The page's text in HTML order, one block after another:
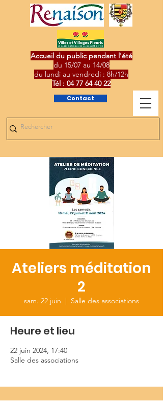
Contact
Accueil du public pendant l'été
du 15/07 au 14/08
du lundi au vendredi : 8h/12h
Tél : 04 77 64 40 22
Ateliers méditation
2
sam. 22 juin
  |
Salle des associations
Heure et lieu
22 juin 2024, 17:40
Salle des associations